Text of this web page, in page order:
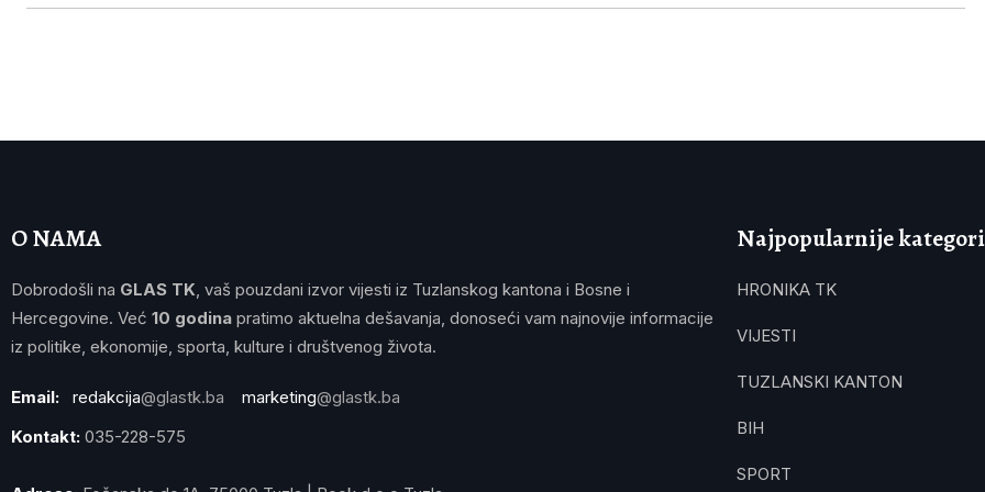
O NAMA
Dobrodošli na GLAS TK, vaš pouzdani izvor vijesti iz Tuzlanskog kantona i Bosne i
Hercegovine. Već 10 godina pratimo aktuelna dešavanja, donoseći vam najnovije informacije
iz politike, ekonomije, sporta, kulture i društvenog života.
Email: redakcija@glastk.ba marketing@glastk.ba
Kontakt: 035-228-575
Najpopularnije
HRONIKA TK
VIJESTI
TUZLANSKI KANTON
BIH
SPORT